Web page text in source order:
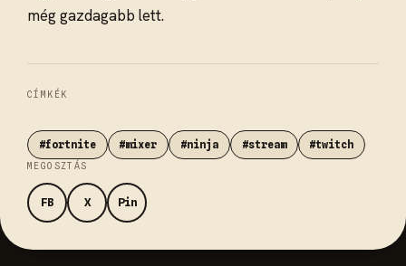
még gazdagabb lett.
CÍMKÉK
#fortnite #mixer #ninja #stream #twitch
MEGOSZTÁS
FB X Pin